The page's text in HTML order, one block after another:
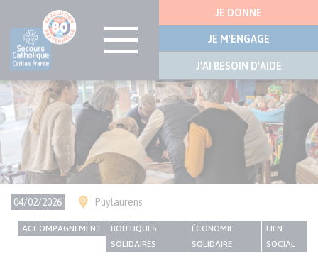
Aller
contenu
principal
latérale
JE DONNE
JE M'ENGAGE
J'AI BESOIN D'AIDE
Visuel
bannière
04/02/2026 Ville(s)
Puylaurens
CONTENU
Thème
ACCOMPAGNEMENT
BOUTIQUES
SOLIDAIRES
ÉCONOMIE
SOLIDAIRE
LIEN
SOCIAL